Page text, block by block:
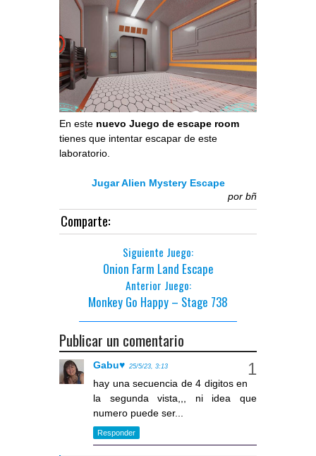
En este nuevo Juego de escape room
tienes que intentar escapar de este
laboratorio.
Jugar Alien Mystery Escape
por bñ
Comparte:
Siguiente Juego:
Onion Farm Land Escape
Anterior Juego:
Monkey Go Happy – Stage 738
Publicar un comentario
Gabu♥ 25/5/23, 3:13
hay una secuencia de 4 digitos en
la segunda vista,,, ni idea que
numero puede ser...
Responder